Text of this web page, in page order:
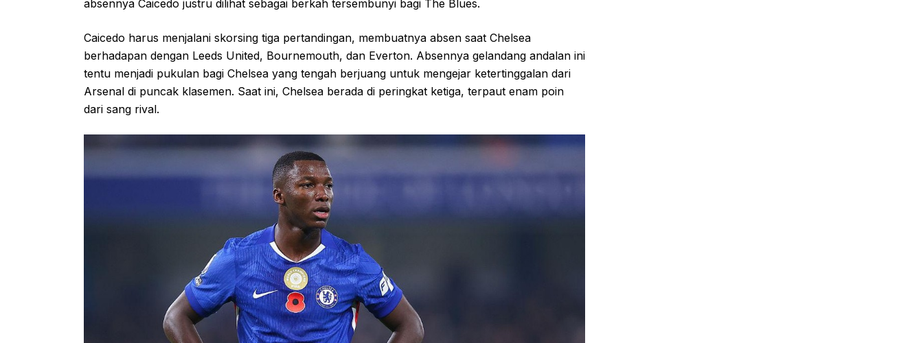
absennya Caicedo justru dilihat sebagai berkah tersembunyi bagi The Blues.
Caicedo harus menjalani skorsing tiga pertandingan, membuatnya absen saat Chelsea
berhadapan dengan Leeds United, Bournemouth, dan Everton. Absennya gelandang andalan ini
tentu menjadi pukulan bagi Chelsea yang tengah berjuang untuk mengejar ketertinggalan dari
Arsenal di puncak klasemen. Saat ini, Chelsea berada di peringkat ketiga, terpaut enam poin
dari sang rival.